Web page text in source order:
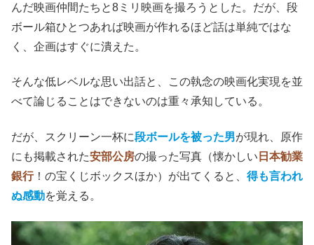
んだ映画仲間たちと8ミリ映画を撮ろうとした。だが、段
ボール箱ひとつあれば映画が作れるほど話は単純ではな
く、企画はすぐに潰えた。
そんな低レベルな思い出話と、この執念の映画化実現を並
べて論じることはできないのは重々承知している。
だが、スクリーン一杯に段ボールを被った男が現れ、原作
にも掲載された安部公房の撮った写真（懐かしい 日本勧業
銀行！の宝くじボックスほか）が出てくると、 得も言われ
ぬ感動を覚える。